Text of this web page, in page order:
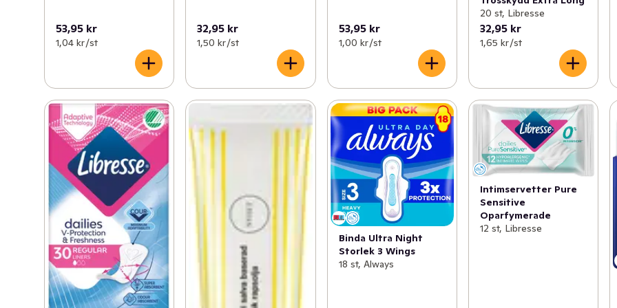
53,95 kr
1,04 kr /st
32,95 kr
1,50 kr /st
53,95 kr
1,00 kr /st
20 st, Libresse
32,95 kr
1,65 kr /st
Binda Ultra Night
Storlek 3 Wings
18 st, Always
Intimservetter Pure
Sensitive
Oparfymerade
12 st, Libresse